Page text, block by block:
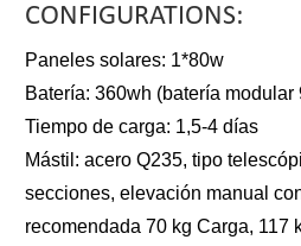
CONFIGURATIONS:
Paneles solares: 1*80w
Batería: 360wh (batería modular
Tiempo de carga: 1,5-4 días
Mástil: acero Q235, tipo
secciones, elevación manual
recomendada 70 kg Carga, 117